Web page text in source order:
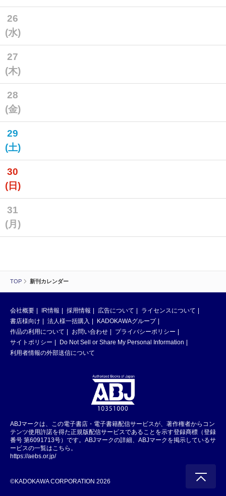
TOP 新刊カレンダー
26
(水)
27
(木)
28
(金)
29
(土)
30
(日)
31
(月)
会社概要 IR情報 採用情報 広告について
ライセンスについて
書店様向け
法人様一括購入
KADOKAWAグループ
作品の利用について
お問い合わせ
プライバシーポリシー
サイトポリシー
Do Not Sell or Share My Personal Information
利用者情報の外部送信について
ABJマークは、この電子書店・電子書籍配信サービスが、著作権者からコン
テンツ使用許諾を得た正規版配信サービスであることを示す登録商標（登録
番号 第6091713号）です。ABJマークの詳細、ABJマークを掲示しているサ
ービスの一覧はこちら。
https://aebs.or.jp/
©KADOKAWA CORPORATION 2026